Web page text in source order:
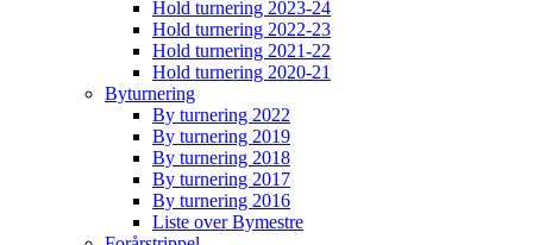
Hold turnering 2023-24
Hold turnering 2022-23
Hold turnering 2021-22
Hold turnering 2020-21
Byturnering
By turnering 2022
By turnering 2019
By turnering 2018
By turnering 2017
By turnering 2016
Liste over Bymestre